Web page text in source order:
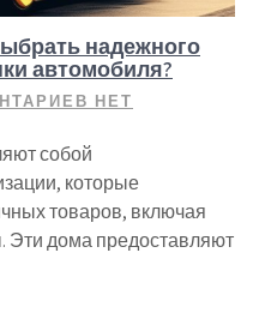
надежного
автомобиля?
НЕТ
собой
которые
товаров, включая
Эти дома предоставляют